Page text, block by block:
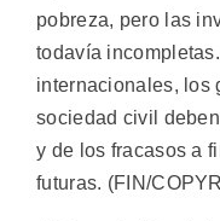
pobreza, pero las
todavía
internacionales, los
sociedad civil
y de los fracasos a
futuras. (FIN/